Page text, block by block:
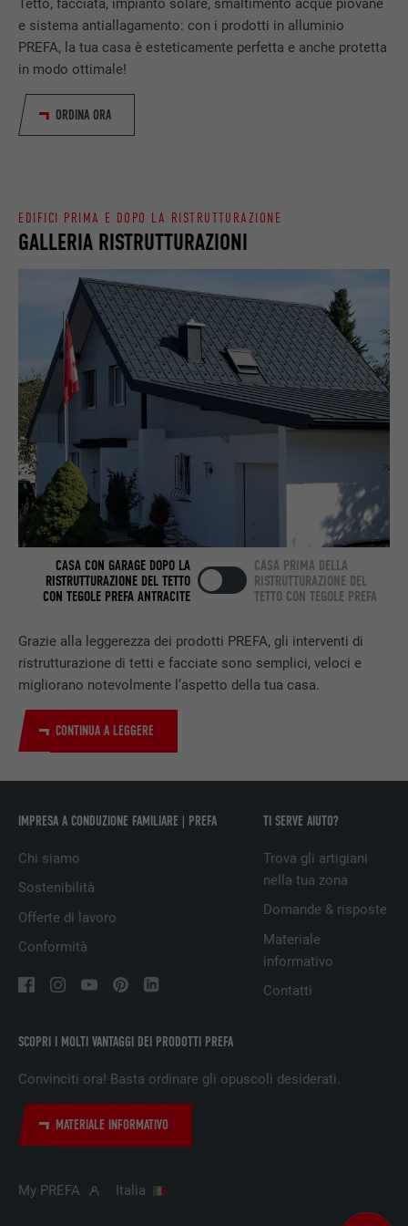
e sistema antiallagamento: con i prodotti in alluminio
PREFA, la tua casa è esteticamente perfetta e anche protetta
in modo ottimale!
ORDINA ORA
Grazie alla leggerezza dei prodotti PREFA, gli interventi di
ristrutturazione di tetti e facciate sono semplici, veloci e
migliorano notevolmente l’aspetto della tua casa.
CONTINUA A LEGGERE
GALLERIA RISTRUTTURAZIONI
EDIFICI PRIMA E DOPO LA RISTRUTTURAZIONE
CASA CON GARAGE DOPO LA
RISTRUTTURAZIONE DEL TETTO
CON TEGOLE PREFA ANTRACITE
CASA PRIMA DELLA
RISTRUTTURAZIONE DEL
TETTO CON TEGOLE PREFA
SCOPRI I MOLTI VANTAGGI DEI PRODOTTI PREFA
Convinciti ora! Basta ordinare gli opuscoli desiderati.
MATERIALE INFORMATIVO
IMPRESA A CONDUZIONE FAMILIARE | PREFA
Chi siamo
Sostenibilità
Offerte di lavoro
Conformità
TI SERVE AIUTO?
Trova gli artigiani
nella tua zona
Domande & risposte
Materiale
informativo
Contatti
My PREFA Italia
SCOPO
web contiene una finestra “Seguici”
integrata.
NOME bcookie
PROVIDER LinkedIn
SCOPO
Utilizzato dal servizio di social network
LinkedIn per il tracking dell’utilizzo di
NOME bscookie
PROVIDER LinkedIn
DECORSO 2 anni
SCOPO
Utilizzato dal servizio di social network
LinkedIn per il tracking dell’utilizzo di
prestazioni di servizio integrate.
NOME UserMatchHistory
PROVIDER LinkedIn
Utilizzato per il tracking degli utenti su
diversi siti web, per visualizzare annunci
pubblicitari rilevanti sulla base delle
preferenze dell’utente.
Utilizzato dal servizio di social network
LinkedIn per il tracking dell’utilizzo di
prestazioni di servizio integrate.